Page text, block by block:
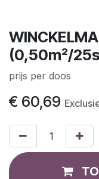
(0,50m²/
prijs per doos
€ 60,69